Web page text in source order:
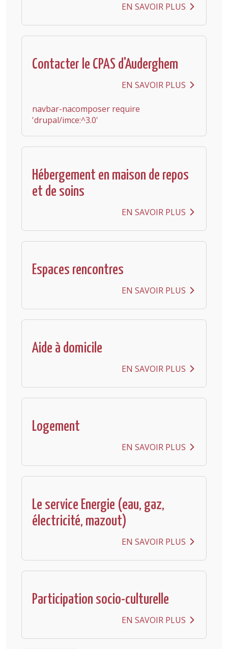
EN SAVOIR PLUS
Contacter le CPAS d'Auderghem
EN SAVOIR PLUS
navbar-nacomposer require
'drupal/imce:^3.0'
Hébergement en maison de repos
et de soins
EN SAVOIR PLUS
Espaces rencontres
EN SAVOIR PLUS
Aide à domicile
EN SAVOIR PLUS
Logement
EN SAVOIR PLUS
Le service Energie (eau, gaz,
électricité, mazout)
EN SAVOIR PLUS
Participation socio-culturelle
EN SAVOIR PLUS